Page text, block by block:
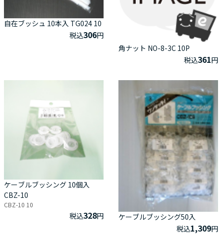
自在ブッシュ 10本入 TG024 10
税込306円
角ナット NO-8-3C 10P
税込361円
ケーブルブッシング 10個入
CBZ-10
CBZ-10 10
税込328円
ケーブルブッシング50入
税込1,309円